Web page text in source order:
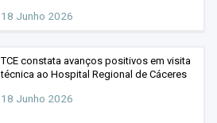
18 Junho 2026
TCE constata avanços positivos em visita
técnica ao Hospital Regional de Cáceres
18 Junho 2026